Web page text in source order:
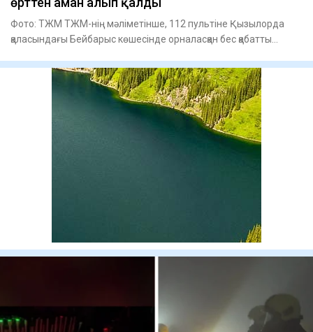
Фото: ТЖМ ТЖМ-нің мәліметінше, 112 пультіне Қызылорда
қаласындағы Бейбарыс көшесінде орналасқан бес қабатты